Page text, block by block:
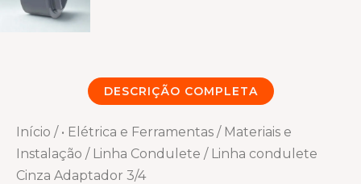
DESCRIÇÃO COMPLETA
Início / • Elétrica e Ferramentas / Materiais e
Instalação / Linha Condulete / Linha condulete
Cinza Adaptador 3/4